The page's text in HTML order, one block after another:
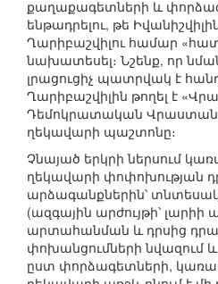
քաղաքագետների և
ենթադրելու, թե
Ղարիբաշվիլու համար
նախատեսել։ Նշենք, որ
լրացուցիչ պատրվակ է
Ղարիբաշվիլին թողել է
Դեմոկրատական Վրաստան»
ղեկավարի պաշտոնը։
Չնայած երկրի ներսում
ղեկավարի փոփոխության
արձագանքներին՝
(ազգային արժույթի՝ լարիի
արտահանման և դրսից
փոխանցումների նվազում և
ըստ փորձագետների,